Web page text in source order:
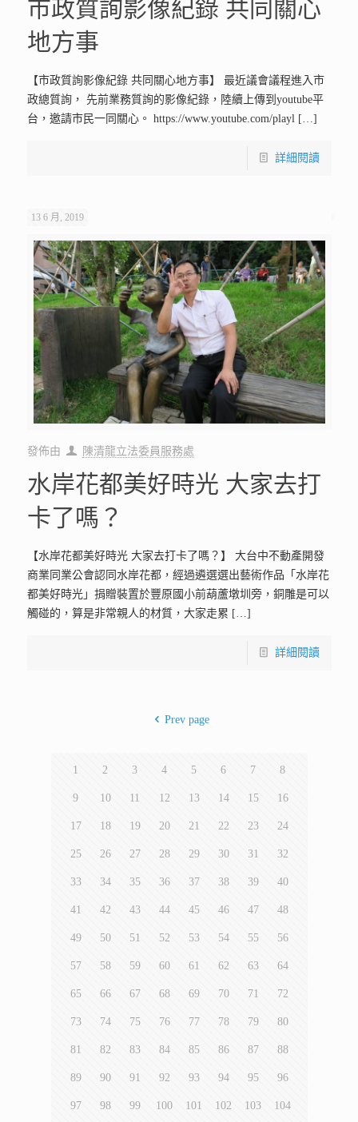
市政質詢影像紀錄 共同關心
地方事
【市政質詢影像紀錄 共同關心地方事】 最近議會議程進入市
政總質詢， 先前業務質詢的影像紀錄，陸續上傳到youtube平
台，邀請市民一同關心。 https://www.youtube.com/playl[…]
詳細閱讀
13 6 月, 2019
發佈由 陳清龍立法委員服務處
水岸花都美好時光 大家去打
卡了嗎？
【水岸花都美好時光 大家去打卡了嗎？】 大台中不動產開發
商業同業公會認同水岸花都，經過遴選選出藝術作品「水岸花
都美好時光」捐贈裝置於豐原國小前葫蘆墩圳旁，銅雕是可以
觸碰的，算是非常親人的材質，大家走累 […]
詳細閱讀
Prev page
1 2 3 4 5 6 7 8
9 10 11 12 13 14 15 16
17 18 19 20 21 22 23 24
25 26 27 28 29 30 31 32
33 34 35 36 37 38 39 40
41 42 43 44 45 46 47 48
49 50 51 52 53 54 55 56
57 58 59 60 61 62 63 64
65 66 67 68 69 70 71 72
73 74 75 76 77 78 79 80
81 82 83 84 85 86 87 88
89 90 91 92 93 94 95 96
97 98 99 100 101 102 103 104